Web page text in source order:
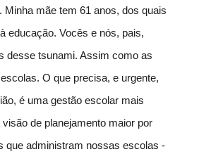
Minha mãe tem 61 anos, dos quais
educação. Vocês e nós, pais,
desse tsunami. Assim como as
O que precisa, e urgente,
é uma gestão escolar mais
de planejamento maior por
que administram nossas escolas -